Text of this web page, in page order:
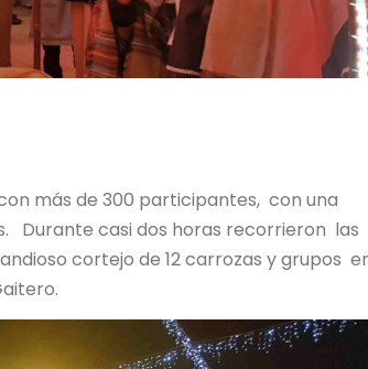
más de 300 participantes, con una
Durante casi dos horas recorrieron las
cortejo de 12 carrozas y grupos